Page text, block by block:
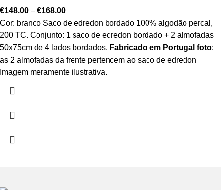
€148.00 – €168.00
Cor: branco Saco de edredon bordado 100% algodão percal,
200 TC. Conjunto: 1 saco de edredon bordado + 2 almofadas
50x75cm de 4 lados bordados. Fabricado em Portugal foto:
as 2 almofadas da frente pertencem ao saco de edredon
Imagem meramente ilustrativa.